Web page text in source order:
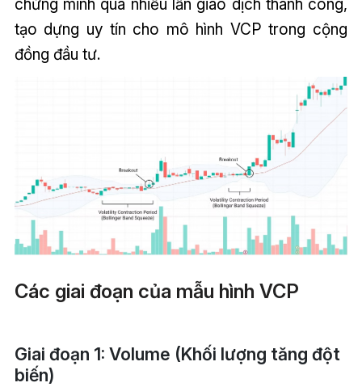
chứng minh qua nhiều lần giao dịch thành công,
tạo dựng uy tín cho mô hình VCP trong cộng
đồng đầu tư.
Các giai đoạn của mẫu hình VCP
Giai đoạn 1: Volume (Khối lượng tăng đột
biến)